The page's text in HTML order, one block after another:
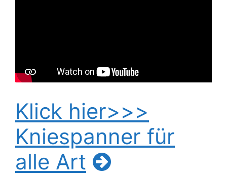
Klick hier>>>
Kniespanner für
alle Art